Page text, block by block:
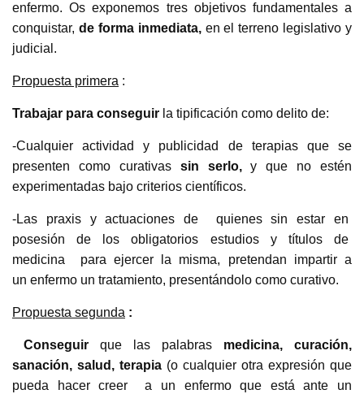
enfermo. Os exponemos tres objetivos fundamentales a
conquistar, de forma inmediata, en el terreno legislativo y
judicial.
Propuesta primera :
Trabajar para conseguir la tipificación como delito de:
-Cualquier actividad y publicidad de terapias que se
presenten como curativas sin serlo,y que no estén
experimentadas bajo criterios científicos.
-Las praxis y actuaciones de quienes sin estar en
posesión de los obligatorios estudios y títulos de
medicina para ejercer la misma, pretendan impartir a
un enfermo un tratamiento, presentándolo como curativo.
Propuesta segunda :
Conseguir que las palabras medicina, curación,
sanación, salud, terapia (o cualquier otra expresión que
pueda hacer creer a un enfermo que está ante un